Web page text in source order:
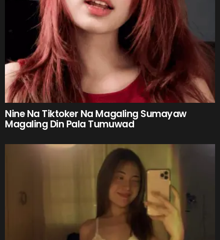
Nine Na Tiktoker Na Magaling Sumayaw
Magaling Din Pala Tumuwad